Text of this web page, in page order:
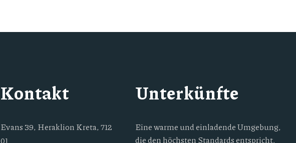
Kontakt
Evans 39, Heraklion Kreta, 712
01
Unterkünfte
Eine warme und einladende Umgebung,
die den höchsten Standards entspricht.